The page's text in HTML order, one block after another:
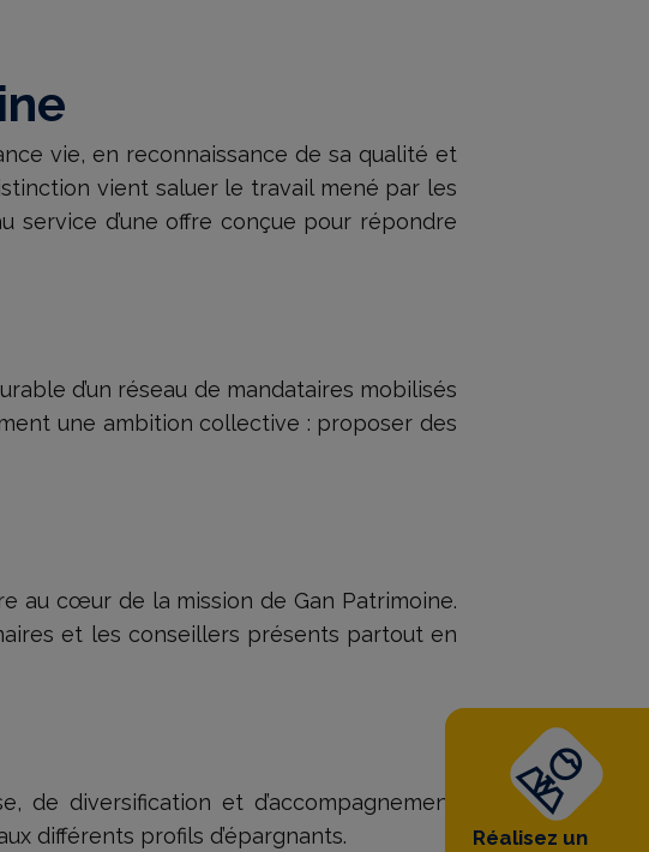
Réalisez un
vie, en reconnaissance de sa qualité et
vient saluer le travail mené par les
service d’une offre conçue pour répondre
d’un réseau de mandataires mobilisés
une ambition collective : proposer des
au cœur de la mission de Gan Patrimoine.
et les conseillers présents partout en
de diversification et d’accompagnement
différents profils d’épargnants.